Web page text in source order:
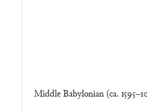
Middle Babylonian (ca.